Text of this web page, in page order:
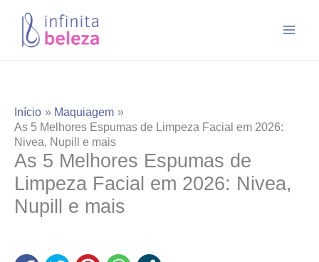
conteúdo
Início
Maquiagem
As 5 Melhores Espumas de Limpeza Facial em 2026:
Nivea, Nupill e mais
As 5 Melhores Espumas de
Limpeza Facial em 2026: Nivea,
Nupill e mais